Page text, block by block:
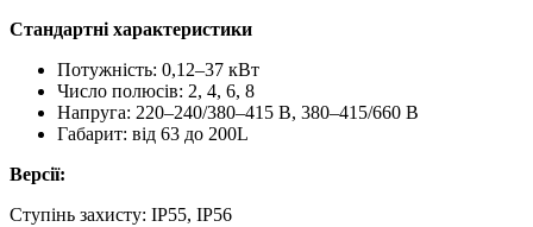
Стандартні характеристики
Потужність: 0,12–37 кВт
Число полюсів: 2, 4, 6, 8
Напруга: 220–240/380–415 В, 380–415/660 В
Габарит: від 63 до 200L
Версії:
Ступінь захисту: IP55, IP56